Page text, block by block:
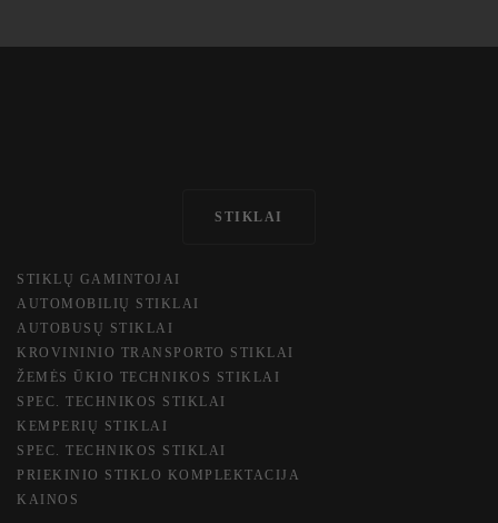
STIKLAI
STIKLŲ GAMINTOJAI
AUTOMOBILIŲ STIKLAI
AUTOBUSŲ STIKLAI
KROVININIO TRANSPORTO STIKLAI
ŽEMĖS ŪKIO TECHNIKOS STIKLAI
SPEC. TECHN​IKOS STIKLAI
KEMPERIŲ STIKLAI
SPEC. TECHN​IKOS STIKLAI
PRIEKINIO STIKLO KOMPLEKTACIJA
KAINOS